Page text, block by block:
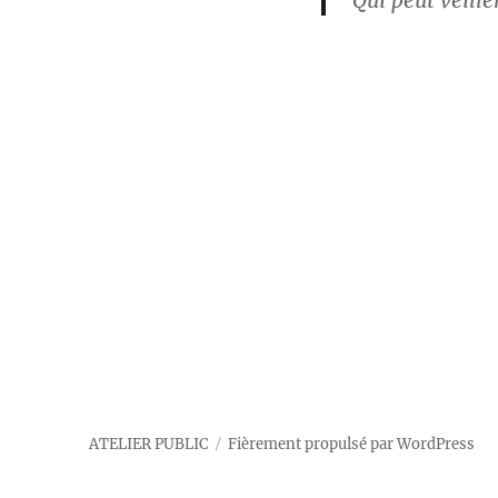
ATELIER PUBLIC Fièrement propulsé par WordPress